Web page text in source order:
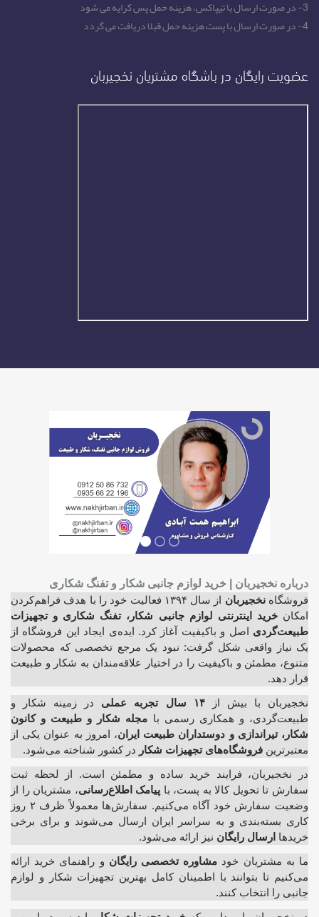
3- در صورت ارسال با تیپاکس، هزینه حمل پس کرایه می شود
4- در صورت ارسال با پست هزینه حمل قبلا دریافت می گردد
عضویت رایگان در باشگاه مشتریان نخجیربان
درباره نخجیربان | خرید لوازم جانبی شکار و تفنگ شکاری
فروشگاه نخجیربان
از سال ۱۳۹۴ فعالیت خود را با هدف فراهم‌کردن
امکان خرید اینترنتی لوازم جانبی شکار، تفنگ شکاری و تجهیزات
طبیعت‌گردی اصل و باکیفیت آغاز کرد. ایده‌ی ایجاد این فروشگاه از
یک نیاز واقعی شکل گرفت: نبود یک مرجع تخصصی که محصولات
متنوع، مطمئن و باکیفیت را در اختیار علاقه‌مندان به شکار و طبیعت
قرار دهد.
نخجیربان با بیش از
۱۴ سال تجربه عملی
در زمینه شکار و
طبیعت‌گردی، و همکاری رسمی با مجله شکار و طبیعت و کانون
شکار، تیراندازی و دوستداران طبیعت ایران، امروز به عنوان یکی از
معتبرترین فروشگاه‌های تجهیزات شکار در کشور شناخته می‌شود.
در نخجیربان، فرایند خرید ساده و مطمئن است. از لحظه ثبت
سفارش تا تحویل کالا به پست، با پیامک اطلاع‌رسانی، مشتریان را از
وضعیت سفارش خود آگاه می‌کنیم. سفارش‌ها معمولاً ظرف ۲ روز
کاری بسته‌بندی و به سراسر ایران ارسال می‌شوند و برای برخی
خریدها ارسال رایگان نیز ارائه می‌شود.
ما به مشتریان خود مشاوره تخصصی رایگان و راهنمای خرید ارائه
می‌کنیم تا بتوانند با اطمینان کامل بهترین تجهیزات شکار و لوازم
جانبی را انتخاب کنند.